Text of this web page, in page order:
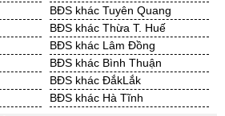
BĐS khác Tuyên Quang
BĐS khác Thừa T. Huế
BĐS khác Lâm Đồng
BĐS khác Bình Thuận
BĐS khác ĐắkLắk
BĐS khác Hà Tĩnh